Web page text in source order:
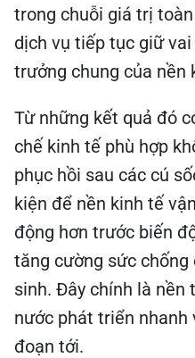
trong chuỗi giá trị
dịch vụ tiếp tục giữ
trưởng chung của nền
Từ những kết quả đó
chế kinh tế phù hợp
phục hồi sau các cú
kiện để nền kinh tế
động hơn trước biến
tăng cường sức chống
sinh. Đây chính là nền
nước phát triển nhanh
đoạn tới.